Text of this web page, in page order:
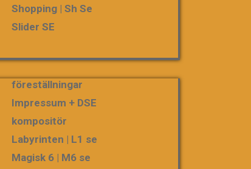
Shopping | Sh Se
Slider SE
föreställningar
Impressum + DSE
kompositör
Labyrinten | L1 se
Magisk 6 | M6 se